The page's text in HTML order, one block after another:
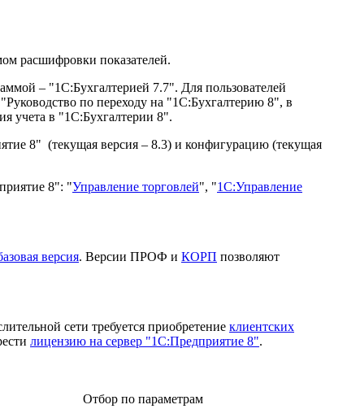
расшифровки показателей.
– "1С:Бухгалтерией 7.7". Для пользователей
по переходу на "1С:Бухгалтерию 8", в
учета в "1С:Бухгалтерии 8".
8" (текущая версия – 8.3) и конфигурацию (текущая
8": "Управление торговлей", "1С:Управление
версия. Версии ПРОФ и КОРП позволяют
сети требуется приобретение клиентских
лицензию на сервер "1С:Предприятие 8".
Отбор по параметрам